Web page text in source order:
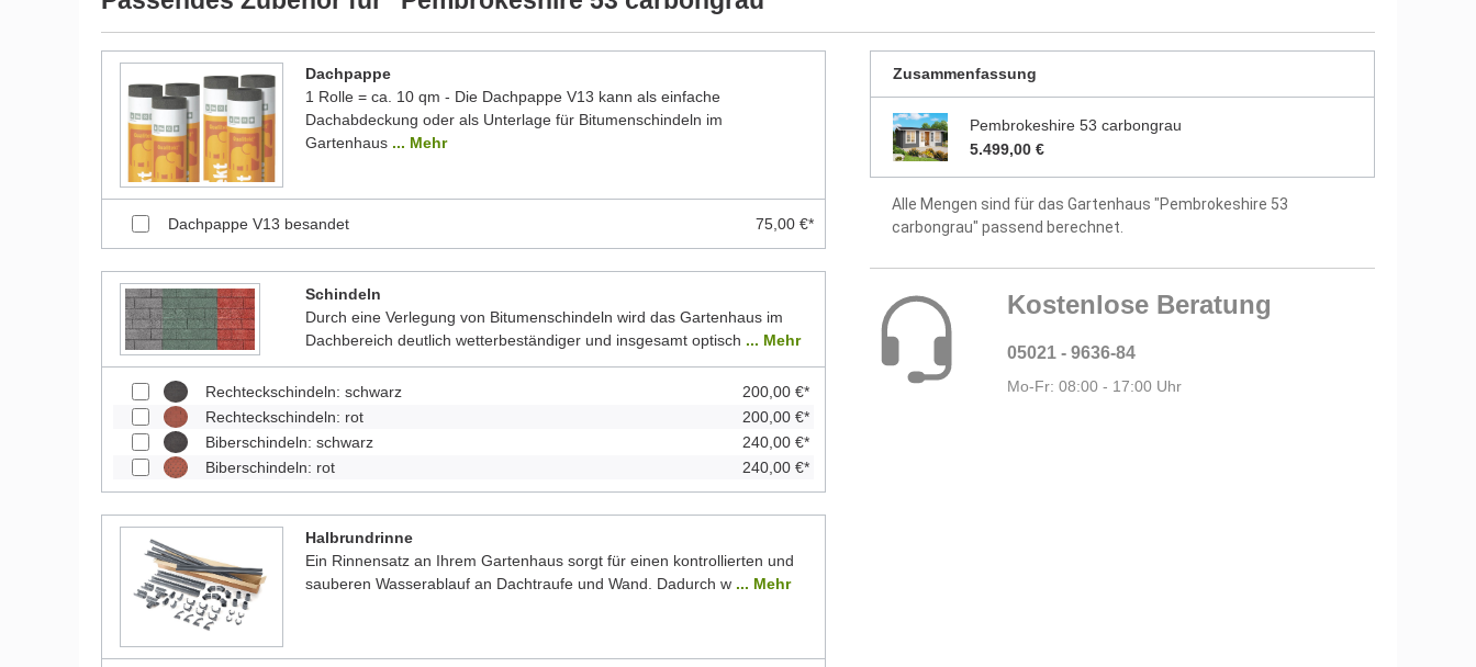
idealer Schutz vor Witterungseinflüssen und Bläuepilzen
Dach aus 18 mm starken Dachbrettern
Fußboden aus 18 mm starken Fußbodenbrettern
enthalten
Dachpappe
1 Rolle = ca. 10 qm - Die Dachpappe V13 kann als einfache
Dachabdeckung oder als Unterlage für Bitumenschindeln im
Gartenhaus ... Mehr
Dachpappe V13 besandet 75,00 €*
Schindeln
Durch eine Verlegung von Bitumenschindeln wird das Gartenhaus im
Dachbereich deutlich wetterbeständiger und insgesamt optisch ... Mehr
Rechteckschindeln: schwarz
200,00 €*
Rechteckschindeln: rot
200,00 €*
Biberschindeln: schwarz
240,00 €*
Biberschindeln: rot
240,00 €*
Halbrundrinne
Ein Rinnensatz an Ihrem Gartenhaus sorgt für einen kontrollierten und
sauberen Wasserablauf an Dachtraufe und Wand. Dadurch w ... Mehr
Zusammenfassung
Pembrokeshire 53 carbongrau
5.499,00 €
Alle Mengen sind für das Gartenhaus "Pembrokeshire 53
carbongrau" passend berechnet.
Kostenlose Beratung
05021 - 9636-84
Mo-Fr: 08:00 - 17:00 Uhr